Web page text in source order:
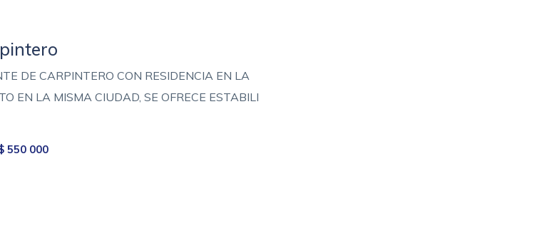
DE CARPINTERO CON RESIDENCIA EN LA
EN LA MISMA CIUDAD, SE OFRECE ESTABILI
550 000